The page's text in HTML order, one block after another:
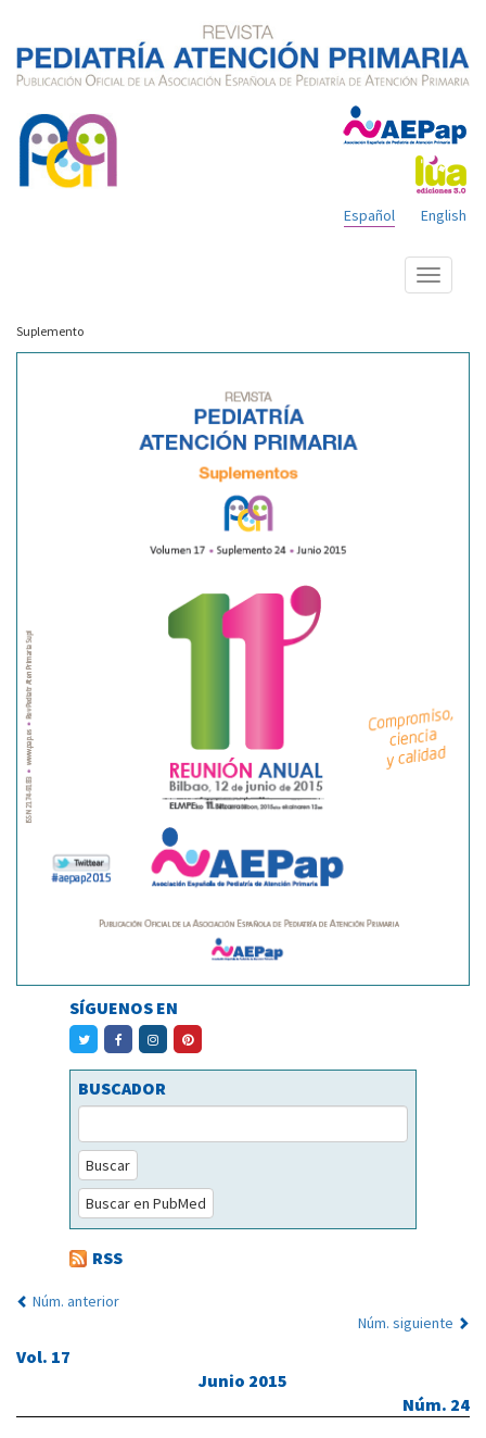
English
Español
Mostrar
menú
Suplemento
SÍGUENOS EN
BUSCADOR
Buscar
Buscar en PubMed
RSS
Núm. anterior
Núm. siguiente
Vol. 17
Junio 2015
Núm. 24